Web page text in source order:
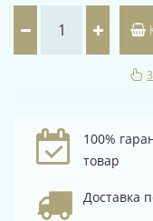
100%
товар
Доставка